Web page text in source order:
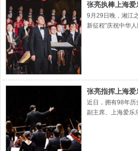
张亮执棒上海
9月29日晚，湘江
新征程”庆祝中华
张亮指挥上海
近日，拥有98年历
副主席、上海爱乐